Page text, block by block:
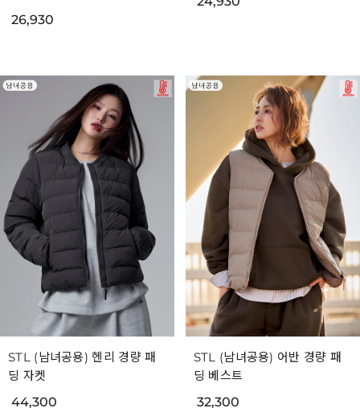
26,930
STL (남녀공용) 헨리 경량 패
딩 자켓
44,300
STL (남녀공용) 어반 경량 패
딩 베스트
32,300